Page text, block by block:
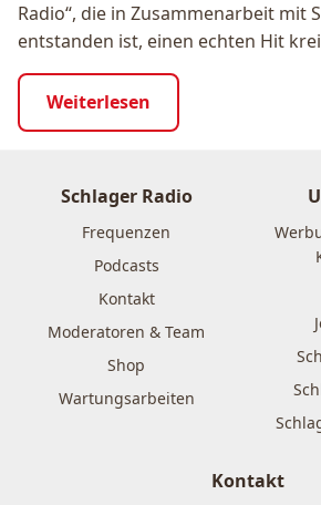
Radio“, die in Zusammenarbeit mit
entstanden ist, einen echten Hit
Weiterlesen
Schlager Radio
Frequenzen
Podcasts
Kontakt
Moderatoren & Team
Shop
Wartungsarbeiten
Kontakt